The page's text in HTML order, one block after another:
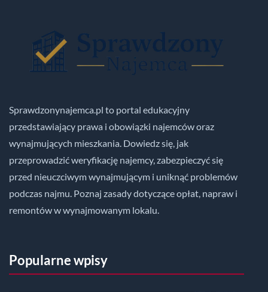
Sprawdzonynajemca.pl to portal edukacyjny
przedstawiający prawa i obowiązki najemców oraz
wynajmujących mieszkania. Dowiedz się, jak
przeprowadzić weryfikację najemcy, zabezpieczyć się
przed nieuczciwym wynajmującym i uniknąć problemów
podczas najmu. Poznaj zasady dotyczące opłat, napraw i
remontów w wynajmowanym lokalu.
Popularne wpisy